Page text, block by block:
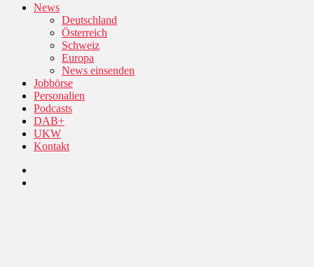
News
Deutschland
Österreich
Schweiz
Europa
News einsenden
Jobbörse
Personalien
Podcasts
DAB+
UKW
Kontakt